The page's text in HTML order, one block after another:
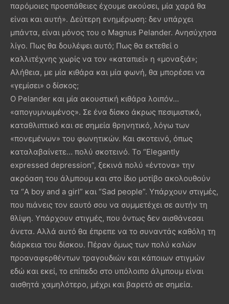
παρόμοιες προσπάθειες έχουμε ακούσει, μία χαρά θα
είναι και αυτή». Δεύτερη ενημέρωση: δεν υπάρχει
μπάντα, είναι μόνος του ο Magnus Pelander. Ανησύχησα
λίγο. Πως θα δουλέψει αυτό; Πως θα εκτεθεί ο
καλλιτέχνης χωρίς να τον «καταπιεί» η «μοναξιά»;
Αλήθεια, με μία κιθάρα και μία φωνή, θα μπορέσει να
«γεμίσει» ο δίσκος;
O Pelander και μία ακουστική κιθάρα λοιπόν…
«απογυμνωμένος». Σε ένα δίσκο άκρως πεσιμιστικό,
καταθλιπτικό και σε σημεία θρηνητικό, λόγω των
«πονεμένων» του φωνητικών. Και σκοτεινό, όπως
καταλαβαίνετε… πολύ σκοτεινό. Το “Elegantly
expressed depression”, ξεκινά πολύ «έντονα» την
ακρόαση του άλμπουμ και στο ίδιο μοτίβο ακολουθούν
τα “A boy and a girl” και “Sad people”. Υπάρχουν στιγμές,
που πιάνεις τον εαυτό σου να συμμετέχει σε αυτήν τη
θλίψη. Υπάρχουν στιγμές, που όντως δεν αισθάνεσαι
άνετα. Αλλά αυτό θα έπρεπε να το συναντάς καθόλη τη
διάρκεια του δίσκου. Πέραν όμως των πολύ καλών
προαναφερθέντων τραγουδιών και κάποιων στιγμών
εδώ και εκεί, το επίπεδο στο υπόλοιπο άλμπουμ είναι
αισθητά χαμηλότερο, μέχρι και βαρετό σε σημεία.